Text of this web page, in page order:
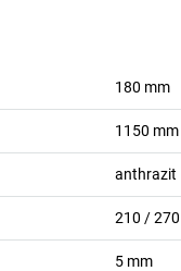
180 mm
1150 mm
anthrazit
210 / 270
5 mm